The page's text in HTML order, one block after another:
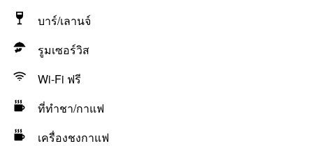
บาร์/เลานจ์
รูมเซอร์วิส
Wi-Fi ฟรี
ที่ทำชา/กาแฟ
เครื่องชงกาแฟ